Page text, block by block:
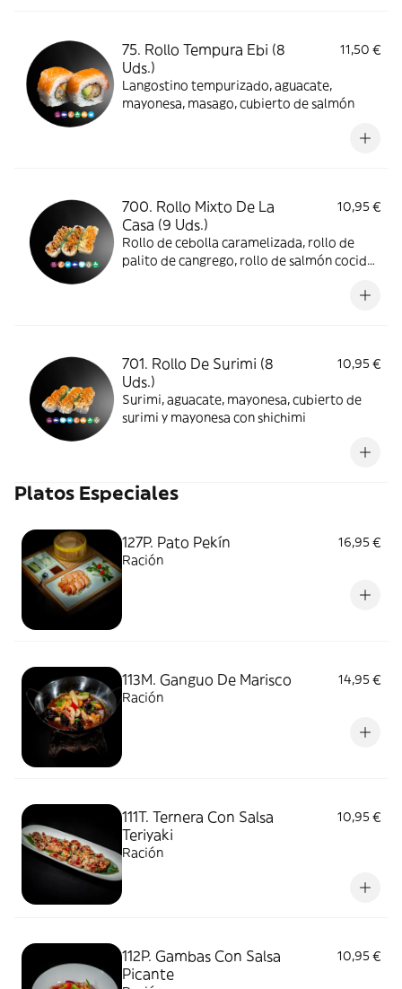
75. Rollo Tempura Ebi (8
Uds.)
11,50 €
Langostino tempurizado, aguacate,
mayonesa, masago, cubierto de salmón
700. Rollo Mixto De La
Casa (9 Uds.)
10,95 €
Rollo de cebolla caramelizada, rollo de
palito de cangrego, rollo de salmón cocido,
701. Rollo De Surimi (8
Uds.)
10,95 €
Surimi, aguacate, mayonesa, cubierto de
surimi y mayonesa con shichimi
Platos Especiales
127P. Pato Pekín
16,95 €
Ración
113M. Ganguo De Marisco
14,95 €
Ración
111T. Ternera Con Salsa
Teriyaki
10,95 €
Ración
112P. Gambas Con Salsa
Picante
10,95 €